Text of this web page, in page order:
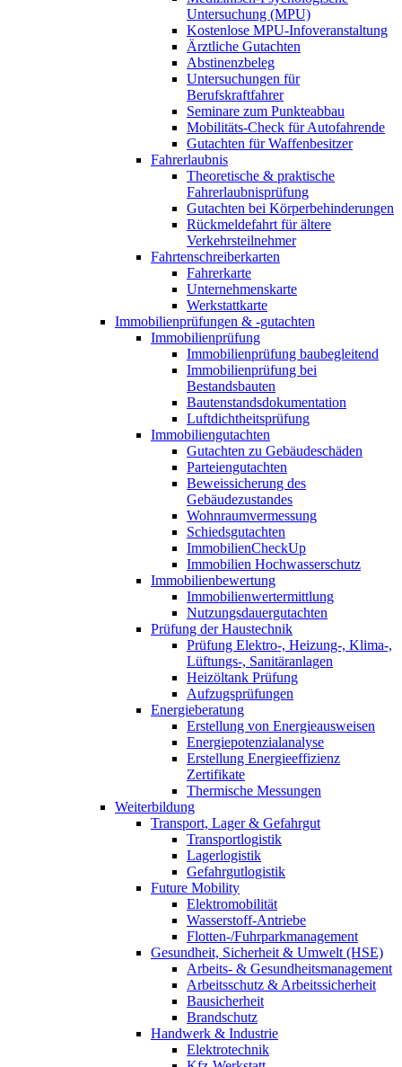
Untersuchung (MPU)
Kostenlose MPU-Infoveranstaltung
Ärztliche Gutachten
Abstinenzbeleg
Untersuchungen für
Berufskraftfahrer
Seminare zum Punkteabbau
Mobilitäts-Check für Autofahrende
Gutachten für Waffenbesitzer
Fahrerlaubnis
Theoretische & praktische
Fahrerlaubnisprüfung
Gutachten bei Körperbehinderungen
Rückmeldefahrt für ältere
Verkehrsteilnehmer
Fahrtenschreiberkarten
Fahrerkarte
Unternehmenskarte
Werkstattkarte
Immobilienprüfungen & -gutachten
Immobilienprüfung
Immobilienprüfung baubegleitend
Immobilienprüfung bei
Bestandsbauten
Bautenstandsdokumentation
Luftdichtheitsprüfung
Immobiliengutachten
Gutachten zu Gebäudeschäden
Parteiengutachten
Beweissicherung des
Gebäudezustandes
Wohnraumvermessung
Schiedsgutachten
ImmobilienCheckUp
Immobilien Hochwasserschutz
Immobilienbewertung
Immobilienwertermittlung
Nutzungsdauergutachten
Prüfung der Haustechnik
Prüfung Elektro-, Heizung-, Klima-,
Lüftungs-, Sanitäranlagen
Heizöltank Prüfung
Aufzugsprüfungen
Energieberatung
Erstellung von Energieausweisen
Energiepotenzialanalyse
Erstellung Energieeffizienz
Zertifikate
Thermische Messungen
Weiterbildung
Transport, Lager & Gefahrgut
Transportlogistik
Lagerlogistik
Gefahrgutlogistik
Future Mobility
Elektromobilität
Wasserstoff-Antriebe
Flotten-/Fuhrparkmanagement
Gesundheit, Sicherheit & Umwelt (HSE)
Arbeits- & Gesundheitsmanagement
Arbeitsschutz & Arbeitssicherheit
Bausicherheit
Brandschutz
Handwerk & Industrie
Elektrotechnik